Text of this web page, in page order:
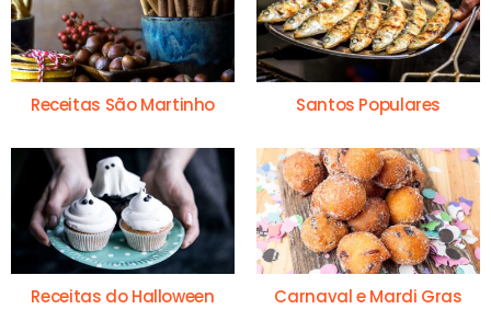
Receitas São Martinho Santos Populares
Receitas do Halloween Carnaval e Mardi Gras